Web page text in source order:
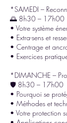
*SAMEDI –
🌅 8h30 – 17h00
• Votre système
• Extra-sens et
• Centrage et
• Exercices
*DIMANCHE –
🛡 8h30 – 17h00
• Pourquoi se
• Méthodes et
• Votre protection